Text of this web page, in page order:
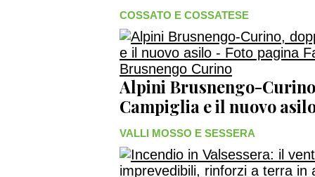
COSSATO E COSSATESE
Alpini Brusnengo-
Campiglia e il nuovo
VALLI MOSSO E SESSERA